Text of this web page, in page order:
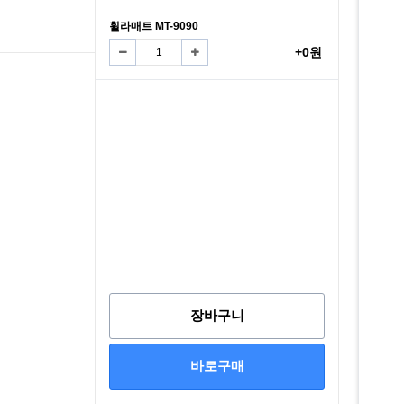
휠라매트 MT-9090
+0원
장바구니
바로구매